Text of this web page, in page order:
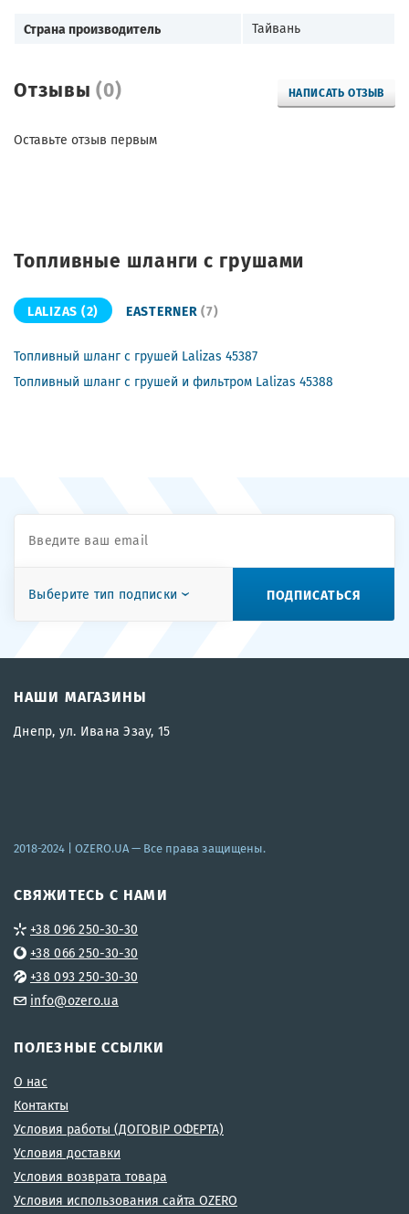
Отзывы(0) НАПИСАТЬ ОТЗЫВ
Оставьте отзыв первым
Страна производитель Тайвань
Топливные шланги с грушами
LALIZAS (2) EASTERNER(7)
Топливный шланг с грушей Lalizas 45387
Топливный шланг с грушей и фильтром Lalizas 45388
Выберите тип подписки ПОДПИСАТЬСЯ
НАШИ МАГАЗИНЫ
Днепр, ул. Ивана Эзау, 15
2018-2024 | OZERO.UA— Все права защищены.
СВЯЖИТЕСЬ С НАМИ
+38 096 250-30-30
+38 066 250-30-30
+38 093 250-30-30
info@ozero.ua
ПОЛЕЗНЫЕ ССЫЛКИ
О нас
Контакты
Условия работы (ДОГОВІР ОФЕРТА)
Условия доставки
Условия возврата товара
Условия использования сайта OZERO